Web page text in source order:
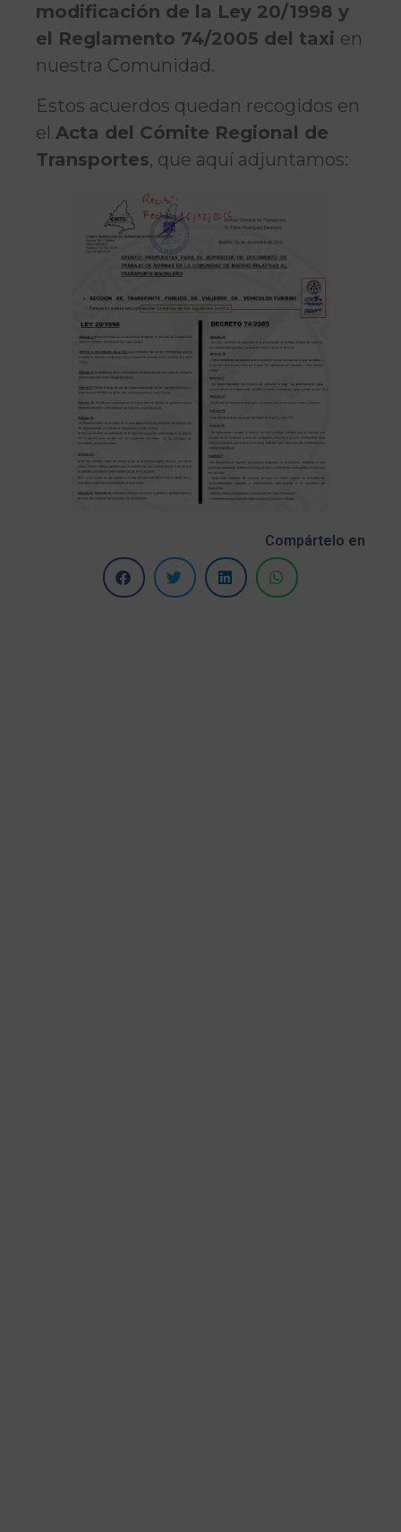
modificación de la Ley 20/1998 y
el Reglamento 74/2005 del taxi en
nuestra Comunidad.
Estos acuerdos quedan recogidos en
el Acta del Cómite Regional de
Transportes, que aquí adjuntamos:
Compártelo en